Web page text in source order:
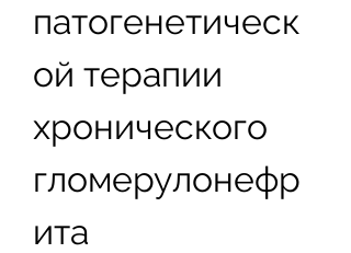
патогенетическ
ой терапии
хронического
гломерулонефр
ита